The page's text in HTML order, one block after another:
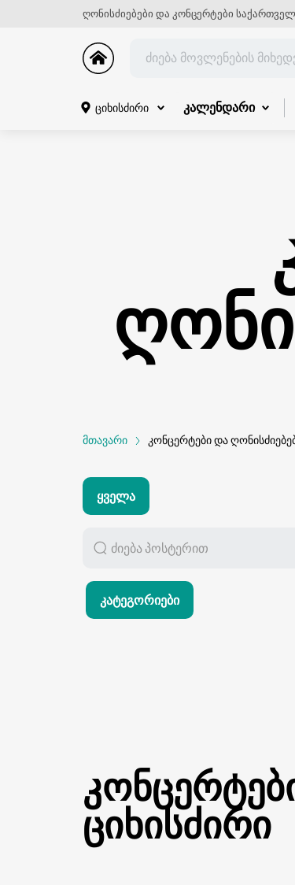
ღონისძიებები და კონცერტები
ციხისძირი კალენდარი
მთავარი კონცერტები და
Ყველა
Კატეგორიები
ციხისძირი